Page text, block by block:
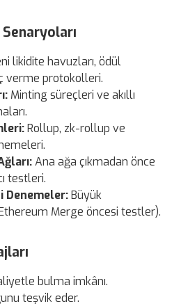
likidite havuzları, ödül
verme protokolleri.
Minting süreçleri ve akıllı
Rollup, zk-rollup ve
Ana ağa çıkmadan önce
testleri.
Denemeler:Büyük
Merge öncesi testler).
bulma imkânı.
teşvik eder.